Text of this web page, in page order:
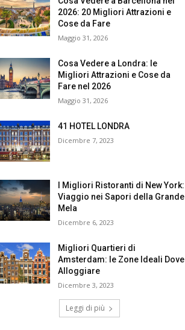
2026: 20 Migliori Attrazioni e
Cose da Fare
Maggio 31, 2026
Cosa Vedere a Londra: le
Migliori Attrazioni e Cose da
Fare nel 2026
Maggio 31, 2026
41 HOTEL LONDRA
Dicembre 7, 2023
I Migliori Ristoranti di New York:
Viaggio nei Sapori della Grande
Mela
Dicembre 6, 2023
Migliori Quartieri di
Amsterdam: le Zone Ideali Dove
Alloggiare
Dicembre 3, 2023
Leggi di più